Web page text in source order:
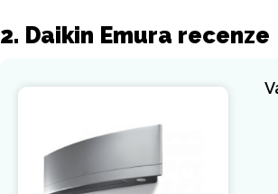
2. Daikin Emura recenze